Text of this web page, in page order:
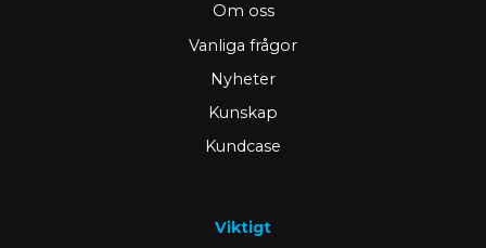
Om oss
Vanliga frågor
Nyheter
Kunskap
Kundcase
Viktigt